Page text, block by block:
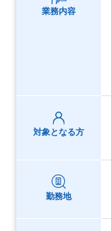
業務内容
対象となる方
勤務地